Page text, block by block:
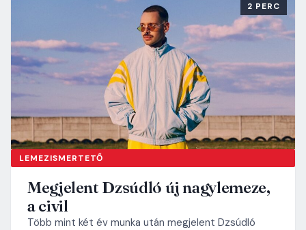
LEMEZISMERTETŐ
2 PERC
Megjelent Dzsúdló új nagylemeze,
a civil
Több mint két év munka után megjelent Dzsúdló